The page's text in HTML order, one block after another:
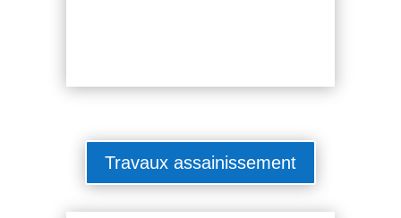
Travaux assainissement